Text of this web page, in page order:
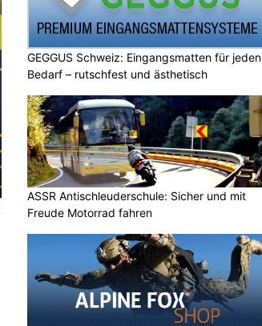
GEGGUS Schweiz: Eingangsmatten für jeden
Bedarf – rutschfest und ästhetisch
ASSR Antischleuderschule: Sicher und mit
Freude Motorrad fahren